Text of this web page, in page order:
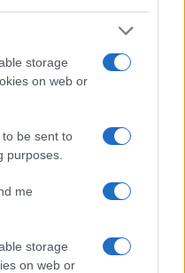
storage
on web or
be sent to
purposes.
me
storage
on web or